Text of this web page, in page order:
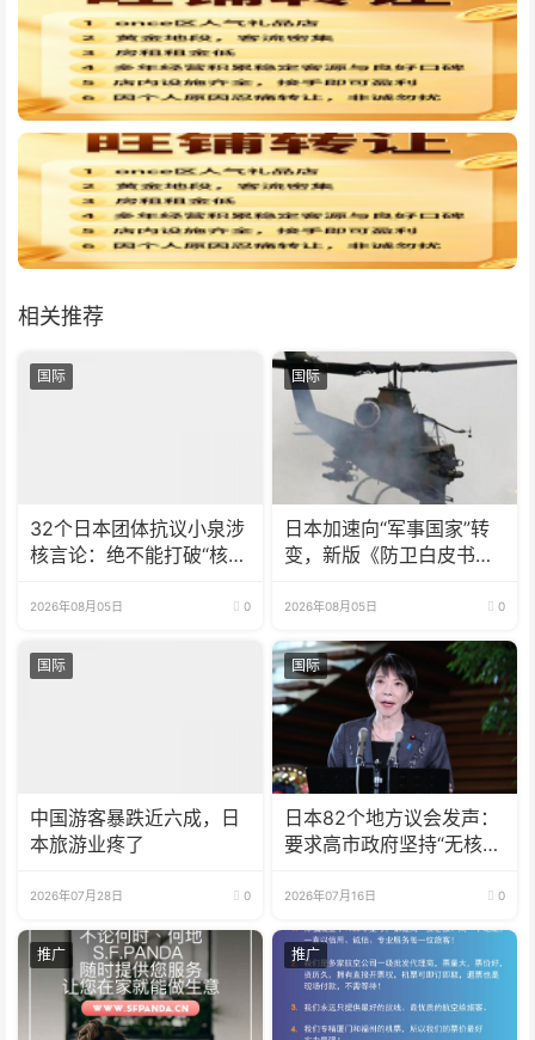
相关推荐
国际
32个日本团体抗议小泉涉
核言论：绝不能打破“核武
2026年08月05日 0
国际
日本加速向“军事国家”转
变，新版《防卫白皮书》
2026年08月05日 0
国际
中国游客暴跌近六成，日
本旅游业疼了
2026年07月28日 0
国际
日本82个地方议会发声：
要求高市政府坚持“无核三
2026年07月16日 0
推广 推广